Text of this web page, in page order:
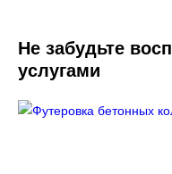
Не забудьте
услугами